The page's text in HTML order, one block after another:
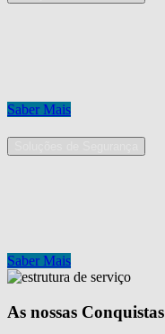
Saber Mais
Saber Mais
As nossas Conquistas